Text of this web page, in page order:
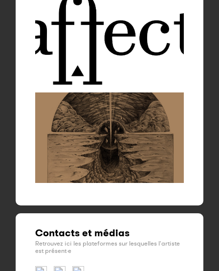
Contacts et médias
Retrouvez ici les plateformes sur lesquelles l'artiste
est présent·e